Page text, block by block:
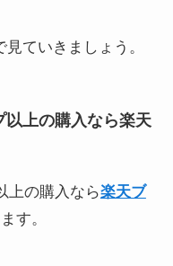
ていきましょう。
以上の購入なら楽天
上の購入なら楽天ブ
す。